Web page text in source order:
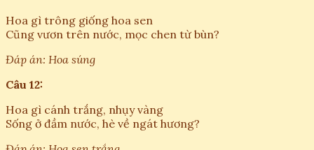
Hoa gì trông giống hoa sen
Cũng vươn trên nước, mọc chen từ bùn?
Đáp án: Hoa súng
Câu 12:
Hoa gì cánh trắng, nhụy vàng
Sống ở đầm nước, hè về ngát hương?